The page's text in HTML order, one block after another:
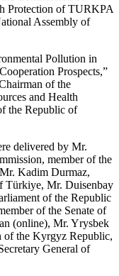
Protection of TURKPA
Assembly of
Pollution in
Prospects,”
of the
and Health
the Republic of
delivered by Mr.
member of the
Kadim Durmaz,
Türkiye, Mr. Duisenbay
of the Republic
of the Senate of
(online), Mr. Yrysbek
of the Kyrgyz Republic,
General of